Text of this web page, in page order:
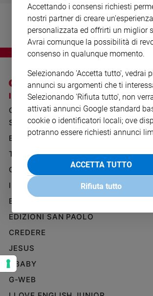
Società
e
Ambiente
e
Aziende
di
Caso
della
settimana
Diversità
e
Costume
Cultura
e
spettacoli
I SITI SAN PAOLO
GRUPPO EDITORIALE
SAN PAOLO
BENESSERE
TELENOVA
GAZZETTA D'ALBA
IL GIORNALINO
EDICOLA SAN PAOLO
EDIZIONI SAN PAOLO
CREDERE
JESUS
GBABY
G-WEB
NOTE
PRIVACY
Accettando i consensi richiesti
nostri partner di creare un'esperienza
personalizzata ed offrirti un miglior
Avrai comunque la possibilità di
consenso in qualunque momento.
Selezionando 'Accetta tutto', vedrai
annunci su argomenti che ti
Selezionando 'Rifiuta tutto', non
attivati annunci Google standard
cookie o identificatori locali; ove
potranno essere richiesti annunci
ACCETTA TUTTO
Rifiuta tutto